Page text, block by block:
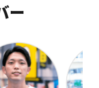
ー